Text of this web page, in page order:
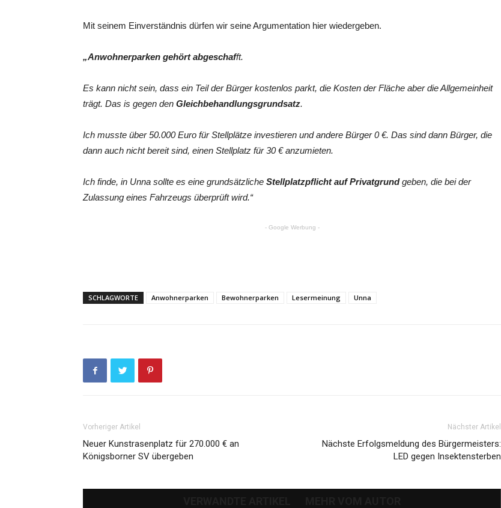
Mit seinem Einverständnis dürfen wir seine Argumentation hier wiedergeben.
„Anwohnerparken gehört abgeschafft.
Es kann nicht sein, dass ein Teil der Bürger kostenlos parkt, die Kosten der Fläche aber die Allgemeinheit
trägt. Das is gegen den Gleichbehandlungsgrundsatz.
Ich musste über 50.000 Euro für Stellplätze investieren und andere Bürger 0 €. Das sind dann Bürger, die
dann auch nicht bereit sind, einen Stellplatz für 30 € anzumieten.
Ich finde, in Unna sollte es eine grundsätzliche Stellplatzpflicht auf Privatgrundgeben, die bei der
Zulassung eines Fahrzeugs überprüft wird.“
- Google Werbung -
SCHLAGWORTE Anwohnerparken Bewohnerparken Lesermeinung Unna
Vorheriger Artikel
Neuer Kunstrasenplatz für 270.000 € an
Königsborner SV übergeben
Nächster Artikel
Nächste Erfolgsmeldung des Bürgermeisters:
LED gegen Insektensterben